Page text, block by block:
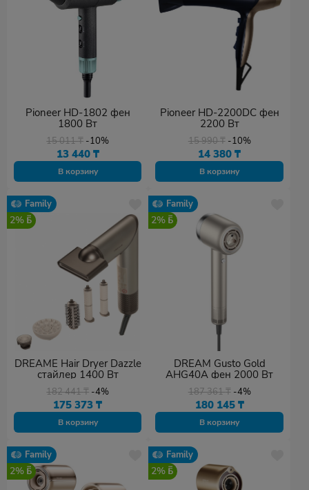
Pioneer HD-1802 фен
1800 Вт
15 011₸ -10%
13 440 ₸
В корзину
Pioneer HD-2200DC фен
2200 Вт
15 990₸ -10%
14 380₸
В корзину
Family
2%
DREAME Hair Dryer Dazzle
стайлер 1400 Вт
182 441₸ -4%
175 373₸
В корзину
Family
2%
DREAM Gusto Gold
AHG40A фен 2000 Вт
187 361₸ -4%
180 145 ₸
В корзину
Family
2%
Family
2%